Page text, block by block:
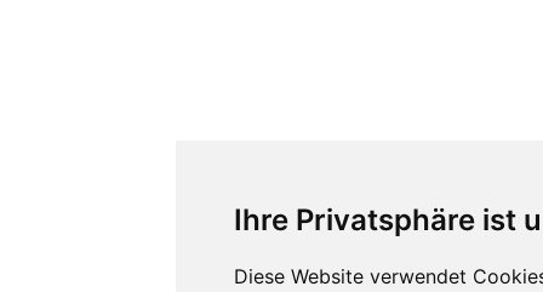
Ihre Privatsphäre ist
Diese Website verwendet